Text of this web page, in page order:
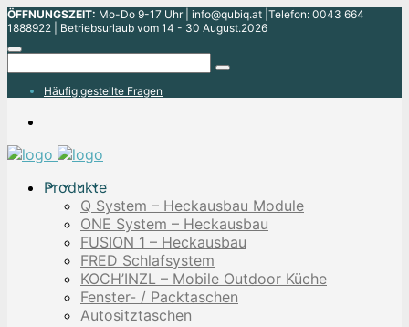
ÖFFNUNGSZEIT: Mo-Do 9-17 Uhr | info@qubiq.at |Telefon: 0043 664
1888922 | Betriebsurlaub vom 14 - 30 August.2026
Häufig gestellte Fragen
Produkte
Q System – Heckausbau Module
ONE System – Heckausbau
FUSION 1 – Heckausbau
FRED Schlafsystem
KOCH’INZL – Mobile Outdoor Küche
Fenster- / Packtaschen
Autositztaschen